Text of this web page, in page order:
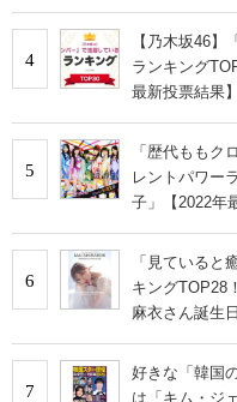
4
【乃木坂46
ランキング
最新投票結果】
5
「歴代ももク
レントパワー
子」【2022年
6
「見ていると
キングTOP28
麻衣さん誕生日
7
好きな「韓国
は「キム・ジ